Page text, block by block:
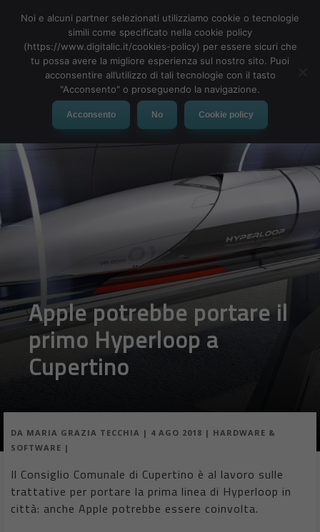
MENU
Apple potrebbe portare il
primo Hyperloop a
Cupertino
DA MARIA GRAZIA TECCHIA | 4 AGO 2018 | HARDWARE &
SOFTWARE |
Il Consiglio Comunale di Cupertino è al lavoro sulle
trattative per portare la prima linea di Hyperloop in
città: anche Apple potrebbe essere coinvolta.
Noi e alcuni partner selezionati utilizziamo cookie o tecnologie
simili come specificato nella cookie policy
(https://www.digitalic.it/cookies-policy) per essere sicuri che
tu possa avere la migliore esperienza sul nostro sito. Puoi
acconsentire all’utilizzo di tali tecnologie con il tasto
"Acconsento" o proseguendo la navigazione.
Acconsento No Cookie policy